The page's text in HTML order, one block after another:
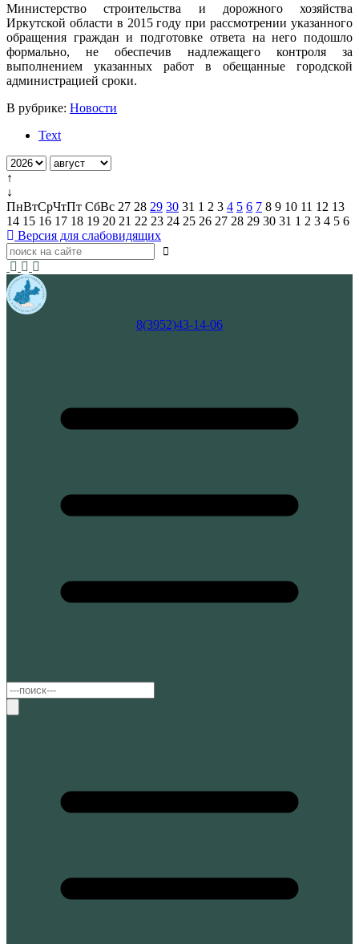
Министерство строительства и дорожного хозяйства
Иркутской области в 2015 году при рассмотрении указанного
обращения граждан и подготовке ответа на него подошло
формально, не обеспечив надлежащего контроля за
выполнением указанных работ в обещанные городской
администрацией сроки.
В рубрике: Новости
Text
↑
↓
ПнВтСрЧтПт СбВс 27 28 29 30 31 1 2 3 4 5 6 7 8 9 10 11 12 13
14 15 16 17 18 19 20 21 22 23 24 25 26 27 28 29 30 31 1 2 3 4 5 6
Версия для слабовидящих
8(3952)43-14-06